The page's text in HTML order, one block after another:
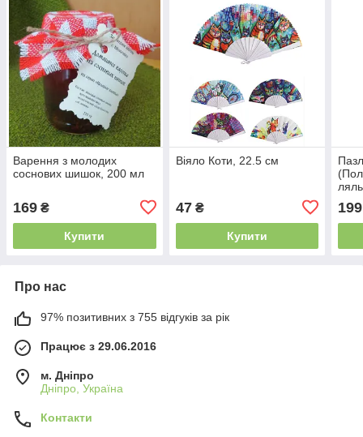
Варення з молодих
соснових шишок, 200 мл
169 ₴
Купити
Віяло Коти, 22.5 см
47₴
Купити
199
Про нас
97% позитивних з 755 відгуків за рік
Працює з 29.06.2016
м. Дніпро
Дніпро, Україна
Контакти